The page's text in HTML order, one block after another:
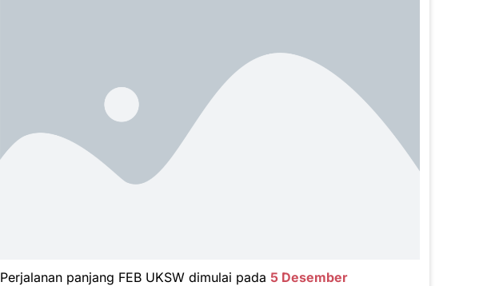
Perjalanan panjang FEB UKSW dimulai pada 5 Desember